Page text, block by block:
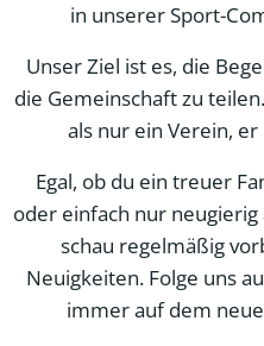
in unserer Sport-
Unser Ziel ist es, die
die Gemeinschaft zu
als nur ein Verein,
Egal, ob du ein treuer
oder einfach nur neugierig
schau regelmäßig
Neuigkeiten. Folge uns
immer auf dem